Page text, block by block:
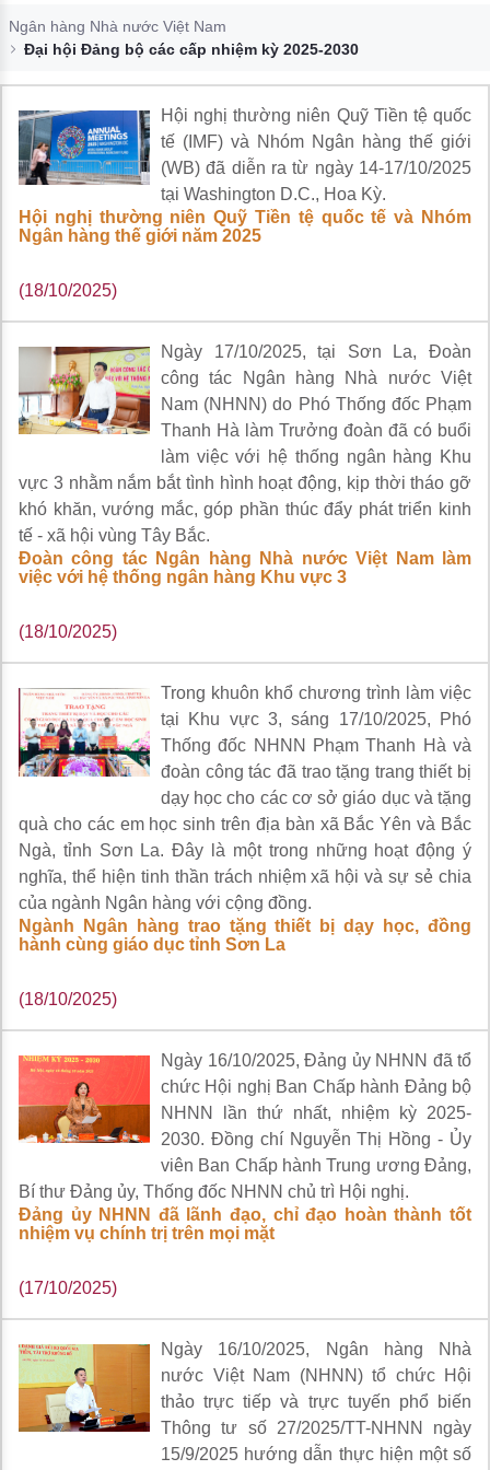
Đào tạo ISO
Ngân hàng Nhà nước Việt Nam
Đại hội Đảng bộ các cấp nhiệm kỳ 2025-2030
Hội nghị thường niên Quỹ Tiền tệ quốc tế và Nhóm
Ngân hàng thế giới năm 2025
Hội nghị thường niên Quỹ Tiền tệ quốc
tế (IMF) và Nhóm Ngân hàng thế giới
(WB) đã diễn ra từ ngày 14-17/10/2025
tại Washington D.C., Hoa Kỳ.
(18/10/2025)
Đoàn công tác Ngân hàng Nhà nước Việt Nam làm
việc với hệ thống ngân hàng Khu vực 3
Ngày 17/10/2025, tại Sơn La, Đoàn
công tác Ngân hàng Nhà nước Việt
Nam (NHNN) do Phó Thống đốc Phạm
Thanh Hà làm Trưởng đoàn đã có buổi
làm việc với hệ thống ngân hàng Khu
vực 3 nhằm nắm bắt tình hình hoạt động, kịp thời tháo gỡ
khó khăn, vướng mắc, góp phần thúc đẩy phát triển kinh
tế - xã hội vùng Tây Bắc.
(18/10/2025)
Ngành Ngân hàng trao tặng thiết bị dạy học, đồng
hành cùng giáo dục tỉnh Sơn La
Trong khuôn khổ chương trình làm việc
tại Khu vực 3, sáng 17/10/2025, Phó
Thống đốc NHNN Phạm Thanh Hà và
đoàn công tác đã trao tặng trang thiết bị
dạy học cho các cơ sở giáo dục và tặng
quà cho các em học sinh trên địa bàn xã Bắc Yên và Bắc
Ngà, tỉnh Sơn La. Đây là một trong những hoạt động ý
nghĩa, thể hiện tinh thần trách nhiệm xã hội và sự sẻ chia
của ngành Ngân hàng với cộng đồng.
(18/10/2025)
Đảng ủy NHNN đã lãnh đạo, chỉ đạo hoàn thành tốt
nhiệm vụ chính trị trên mọi mặt
Ngày 16/10/2025, Đảng ủy NHNN đã tổ
chức Hội nghị Ban Chấp hành Đảng bộ
NHNN lần thứ nhất, nhiệm kỳ 2025-
2030. Đồng chí Nguyễn Thị Hồng - Ủy
viên Ban Chấp hành Trung ương Đảng,
Bí thư Đảng ủy, Thống đốc NHNN chủ trì Hội nghị.
(17/10/2025)
Ngày 16/10/2025, Ngân hàng Nhà
nước Việt Nam (NHNN) tổ chức Hội
thảo trực tiếp và trực tuyến phổ biến
Thông tư số 27/2025/TT-NHNN ngày
15/9/2025 hướng dẫn thực hiện một số